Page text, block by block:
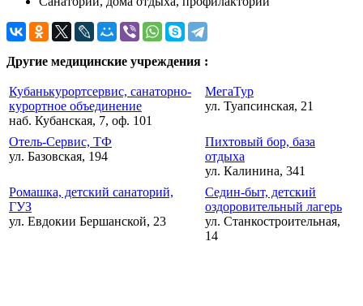
Другие медицинские учреждения :
Кубанькурортсервис, санаторно-
курортное объединение
наб. Кубанская, 7, оф. 101
МегаТур
ул. Туапсинская, 21
Отель-Сервис, ТФ
ул. Базовская, 194
Пихтовый бор, база
отдыха
ул. Калинина, 341
Ромашка, детский санаторий,
ГУЗ
ул. Евдокии Бершанской, 23
Седин-быт, детский
оздоровительный лагерь
ул. Станкостроительная,
14